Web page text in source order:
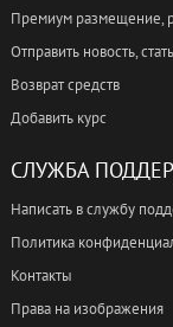
Премиум размещение,
Отправить новость,
Возврат средств
Добавить курс
СЛУЖБА
Написать в службу
Политика
Контакты
Права на изображения